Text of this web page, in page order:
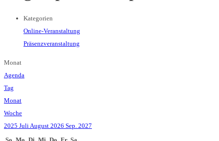
Kategorien
Online-Veranstaltung
Präsenzveranstaltung
Monat
Agenda
Tag
Monat
Woche
2025 Juli August 2026 Sep. 2027